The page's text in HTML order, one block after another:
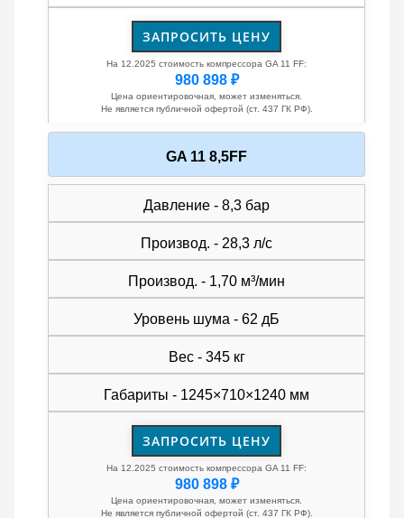
ЗАПРОСИТЬ ЦЕНУ
На 12.2025 стоимость компрессора GA 11 FF:
980 898 ₽
Цена ориентировочная, может изменяться.
Не является публичной офертой (ст. 437 ГК РФ).
GA 11 8,5FF
Давление - 8,3 бар
Производ. - 28,3 л/с
Производ. - 1,70 м³/мин
Уровень шума - 62 дБ
Вес - 345 кг
Габариты - 1245×710×1240 мм
ЗАПРОСИТЬ ЦЕНУ
На 12.2025 стоимость компрессора GA 11 FF:
980 898 ₽
Цена ориентировочная, может изменяться.
Не является публичной офертой (ст. 437 ГК РФ).